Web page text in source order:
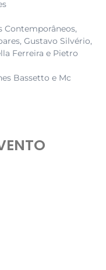
Contemporâneos,
Gustavo Silvério,
Ferreira e Pietro
Bassetto e Mc